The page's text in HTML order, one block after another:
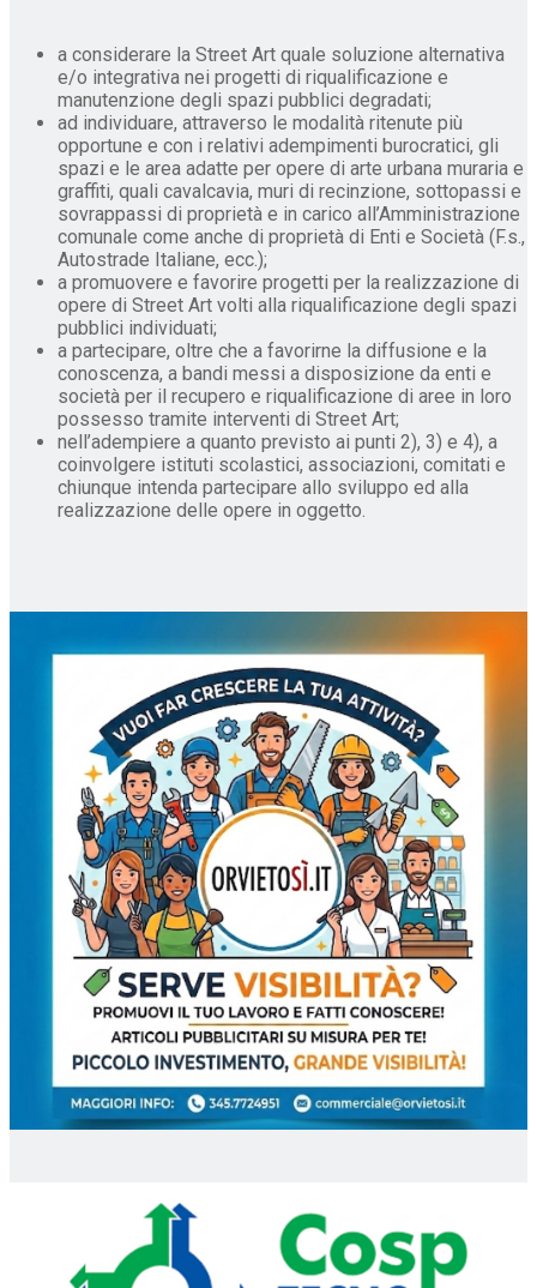
a considerare la Street Art quale soluzione alternativa
e/o integrativa nei progetti di riqualificazione e
manutenzione degli spazi pubblici degradati;
ad individuare, attraverso le modalità ritenute più
opportune e con i relativi adempimenti burocratici, gli
spazi e le area adatte per opere di arte urbana muraria e
graffiti, quali cavalcavia, muri di recinzione, sottopassi e
sovrappassi di proprietà e in carico all’Amministrazione
comunale come anche di proprietà di Enti e Società (F.s.,
Autostrade Italiane, ecc.);
a promuovere e favorire progetti per la realizzazione di
opere di Street Art volti alla riqualificazione degli spazi
pubblici individuati;
a partecipare, oltre che a favorirne la diffusione e la
conoscenza, a bandi messi a disposizione da enti e
società per il recupero e riqualificazione di aree in loro
possesso tramite interventi di Street Art;
nell’adempiere a quanto previsto ai punti 2), 3) e 4), a
coinvolgere istituti scolastici, associazioni, comitati e
chiunque intenda partecipare allo sviluppo ed alla
realizzazione delle opere in oggetto.